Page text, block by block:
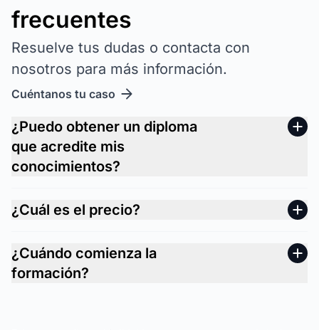
frecuentes
Resuelve tus dudas o contacta con
nosotros para más información.
Cuéntanos tu caso
¿Puedo obtener un diploma
que acredite mis
conocimientos?
¿Cuál es el precio?
¿Cuándo comienza la
formación?